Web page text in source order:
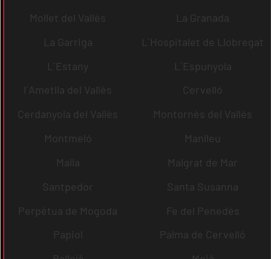
Mollet del Vallès
La Granada
La Garriga
L´Hospitalet de Llobregat
L´Estany
L´Espunyola
l´Ametlla del Vallès
Cervelló
Cerdanyola del Vallès
Montornès del Vallès
Montmeló
Manlleu
Malla
Malgrat de Mar
Santpedor
Santa Susanna
Perpètua de Mogoda
Fe del Penedès
Papiol
Palma de Cervelló